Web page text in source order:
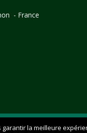
- France
droits réservés. -
la meilleure